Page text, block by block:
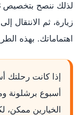
زيارة، ثم الانتقال
اهتماماتك. بهذه
إذا كانت رحلتك
أسبوع برشلونة
الخيارين ممكن،